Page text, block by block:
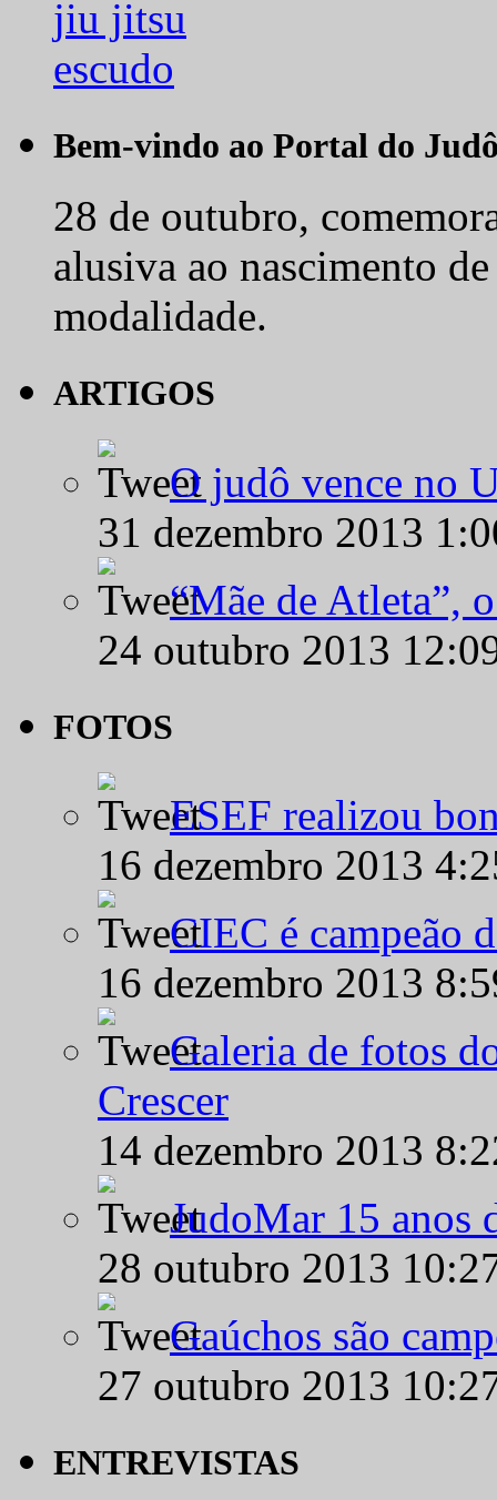
Bem-vindo ao Portal do
28 de outubro,
alusiva ao nascimento
modalidade.
ARTIGOS
O judô vence no
31 dezembro 2013
“Mãe de Atleta”,
24 outubro 2013
FOTOS
ESEF realizou
16 dezembro 2013
CIEC é campeão
16 dezembro 2013
Galeria de fotos
Crescer
14 dezembro 2013
JudoMar 15 anos
28 outubro 2013
Gaúchos são
27 outubro 2013
ENTREVISTAS